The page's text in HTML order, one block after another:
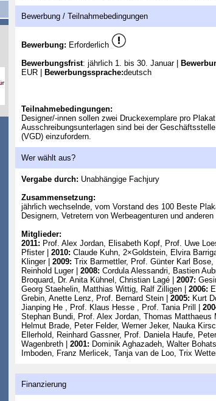
Bewerbung / Teilnahmebedingungen
Bewerbung: Erforderlich
Bewerbungsfrist: jährlich 1. bis 30. Januar |
EUR |
Bewerbungssprache:deutsch
Teilnahmebedingungen:
Designer/-innen sollen zwei Druckexemplare pro
Ausschreibungsunterlagen sind bei der
(VGD) einzufordern.
Wer wählt aus?
Vergabe durch: Unabhängige Fachjury
Zusammensetzung:
jährlich wechselnde, vom Vorstand des 100 Beste
Designern, Vetretern von Werbeagenturen und
Mitglieder:
2011: Prof. Alex Jordan, Elisabeth Kopf, Prof. Uwe
Pfister | 2010: Claude Kuhn, 2×Goldstein, Elvira
Klinger | 2009: Trix Barmettler, Prof. Günter Karl
Reinhold Luger | 2008: Cordula Alessandri, Bastien
Broquard, Dr. Anita Kühnel, Christian Lagé | 2007:
Georg Staehelin, Matthias Wittig, Ralf Zilligen | 2006:
Grebin, Anette Lenz, Prof. Bernard Stein | 2005: Kurt
Jianping He , Prof. Klaus Hesse , Prof. Tania Prill |
Stephan Bundi, Prof. Alex Jordan, Thomas Matthaeus
Helmut Brade, Peter Felder, Werner Jeker, Nauka
Ellerhold, Reinhard Gassner, Prof. Daniela Haufe,
Wagenbreth | 2001: Dominik Aghazadeh, Walter
Imboden, Franz Merlicek, Tanja van de Loo, Trix
Finanzierung